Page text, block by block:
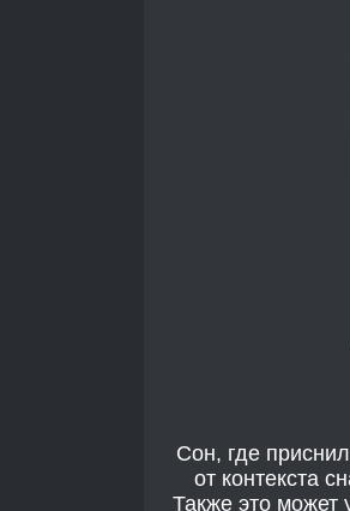
Сон, где
от контекста
Также это может